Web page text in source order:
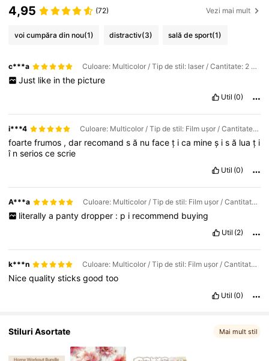
4,95 6.2K Urmăritori
4,95 6.2K Urmăritori
4,95 (72) Vezi mai mult
voi cumpăra din nou(1) distractiv(3) sală de sport(1)
c***a Culoare: Multicolor / Tip de stil: laser / Cantitate: 2 buc
Just like in the picture
Util (0)
i***4 Culoare: Multicolor / Tip de stil: Film ușor / Cantitate: 1 BUC
foartefrumos ,dar recomandsă nufaceț ica mineș isă luaț i
î nserioscescrie
Util (0)
A***a Culoare: Multicolor / Tip de stil: Film ușor / Cantitate: 3 buc
literally a panty dropper : p i recommend buying
Util (2)
k***n Culoare: Multicolor / Tip de stil: Film ușor / Cantitate: 1 BUC
Nicequalitysticksgoodtoo
Util (0)
Stiluri Asortate Mai mult stil